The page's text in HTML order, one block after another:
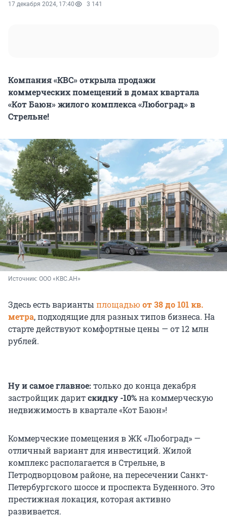
17 декабря 2024, 17:40 3 141
Компания «КВС» открыла продажи
коммерческих помещений в домах квартала
«Кот Баюн» жилого комплекса «Любоград» в
Стрельне!
Источник: ООО «КВС.АН»
Здесь есть варианты площадью от 38 до 101 кв.
метра, подходящие для разных типов бизнеса. На
старте действуют комфортные цены — от 12 млн
рублей.
Ну и самое главное: только до конца декабря
застройщик даритскидку -10%на коммерческую
недвижимость в квартале «Кот Баюн»!
Коммерческие помещения в ЖК «Любоград» —
отличный вариант для инвестиций. Жилой
комплекс располагается в Стрельне, в
Петродворцовом районе, на пересечении Санкт-
Петербургского шоссе и проспекта Буденного. Это
престижная локация, которая активно
развивается.